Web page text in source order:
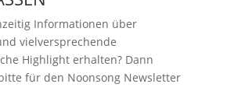
Informationen über
vielversprechende
Highlight erhalten? Dann
für den Noonsong Newsletter